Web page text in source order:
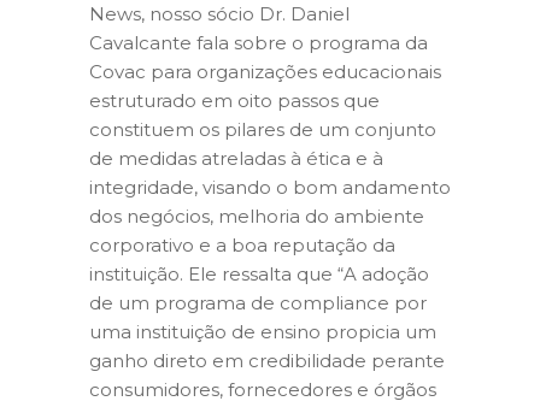
News, nosso sócio Dr. Daniel
Cavalcante fala sobre o programa da
Covac para organizações educacionais
estruturado em oito passos que
constituem os pilares de um conjunto
de medidas atreladas à ética e à
integridade, visando o bom andamento
dos negócios, melhoria do ambiente
corporativo e a boa reputação da
instituição. Ele ressalta que “A adoção
de um programa de compliance por
uma instituição de ensino propicia um
ganho direto em credibilidade perante
consumidores, fornecedores e órgãos